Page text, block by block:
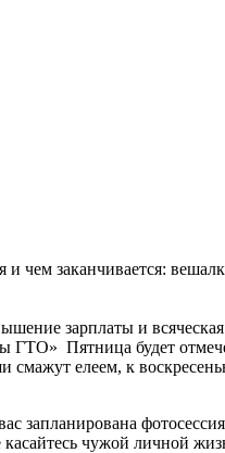
чем заканчивается:
зарплаты и
ГТО» Пятница будет
смажут елеем, к
запланирована
касайтесь чужой личной